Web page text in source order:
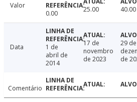
Valor
0.00
25.00 40.00
Data
1 de
abril de
2014
17 de
novembro
de 2023
29 de
de
Comentário